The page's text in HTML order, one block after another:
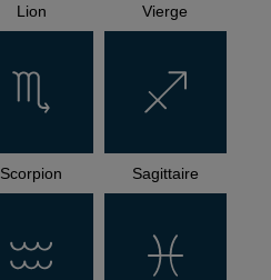
Lion Vierge
Scorpion Sagittaire